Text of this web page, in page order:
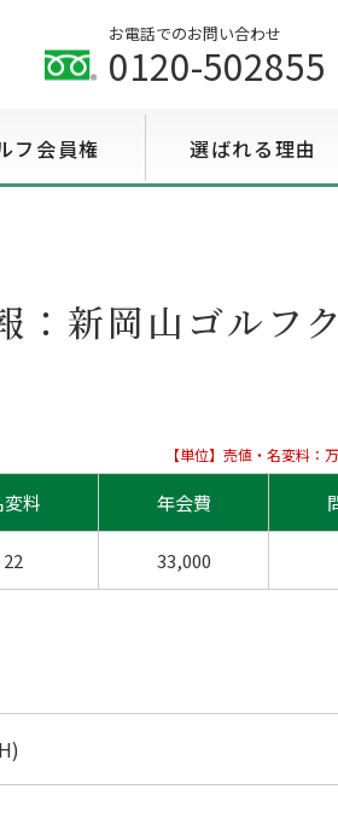
お電話でのお問い合わせ
0120-502855
フ会員権
い会員権情報
選ばれる理由
： 新岡山ゴルフ
【単位】売値・名変料：
変料 年会費
22 33,000